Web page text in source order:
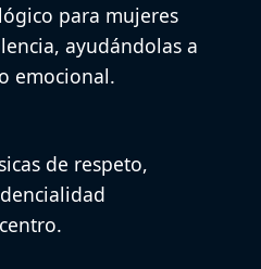
para mujeres
ayudándolas a
emocional.
de respeto,